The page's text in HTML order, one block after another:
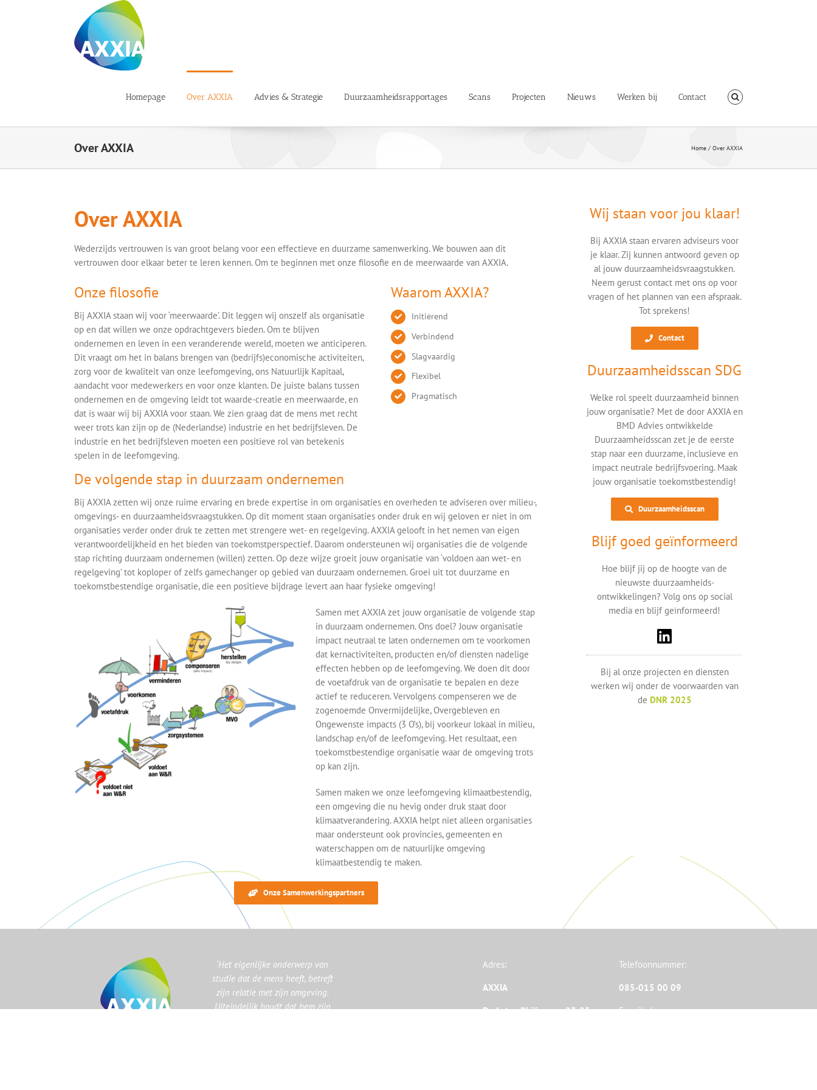
Homepage Over AXXIA Advies & Strategie Duurzaamheidsrapportages Scans Projecten Nieuws Werken bij Contact
Over AXXIA Home / Over AXXIA
Over AXXIA
Wederzijds vertrouwen is van groot belang voor een effectieve en duurzame samenwerking. We bouwen aan dit
vertrouwen door elkaar beter te leren kennen. Om te beginnen met onze filosofie en de meerwaarde van AXXIA.
Onze filosofie
Bij AXXIA staan wij voor ‘meerwaarde’. Dit leggen wij onszelf als organisatie
op en dat willen we onze opdrachtgevers bieden. Om te blijven
ondernemen en leven in een veranderende wereld, moeten we anticiperen.
Dit vraagt om het in balans brengen van (bedrijfs)economische activiteiten,
zorg voor de kwaliteit van onze leefomgeving, ons Natuurlijk Kapitaal,
aandacht voor medewerkers en voor onze klanten. De juiste balans tussen
ondernemen en de omgeving leidt tot waarde-creatie en meerwaarde, en
dat is waar wij bij AXXIA voor staan. We zien graag dat de mens met recht
weer trots kan zijn op de (Nederlandse) industrie en het bedrijfsleven. De
industrie en het bedrijfsleven moeten een positieve rol van betekenis
spelen in de leefomgeving.
Waarom AXXIA?
Initiërend
Verbindend
Slagvaardig
Flexibel
Pragmatisch
De volgende stap in duurzaam ondernemen
Bij AXXIA zetten wij onze ruime ervaring en brede expertise in om organisaties en overheden te adviseren over milieu-,
omgevings- en duurzaamheidsvraagstukken. Op dit moment staan organisaties onder druk en wij geloven er niet in om
organisaties verder onder druk te zetten met strengere wet- en regelgeving. AXXIA gelooft in het nemen van eigen
verantwoordelijkheid en het bieden van toekomstperspectief. Daarom ondersteunen wij organisaties die de volgende
stap richting duurzaam ondernemen (willen) zetten. Op deze wijze groeit jouw organisatie van ‘voldoen aan wet- en
regelgeving’ tot koploper of zelfs gamechanger op gebied van duurzaam ondernemen. Groei uit tot duurzame en
toekomstbestendige organisatie, die een positieve bijdrage levert aan haar fysieke omgeving!
Samen met AXXIA zet jouw organisatie de volgende stap
in duurzaam ondernemen. Ons doel? Jouw organisatie
impact neutraal te laten ondernemen om te voorkomen
dat kernactiviteiten, producten en/of diensten nadelige
effecten hebben op de leefomgeving. We doen dit door
de voetafdruk van de organisatie te bepalen en deze
actief te reduceren. Vervolgens compenseren we de
zogenoemde Onvermijdelijke, Overgebleven en
Ongewenste impacts (3 O’s), bij voorkeur lokaal in milieu,
landschap en/of de leefomgeving. Het resultaat, een
toekomstbestendige organisatie waar de omgeving trots
op kan zijn.
Samen maken we onze leefomgeving klimaatbestendig,
een omgeving die nu hevig onder druk staat door
klimaatverandering. AXXIA helpt niet alleen organisaties
maar ondersteunt ook provincies, gemeenten en
waterschappen om de natuurlijke omgeving
klimaatbestendig te maken.
Onze Samenwerkingspartners
Wij staan voor jou klaar!
Bij AXXIA staan ervaren adviseurs voor
je klaar. Zij kunnen antwoord geven op
al jouw duurzaamheidsvraagstukken.
Neem gerust contact met ons op voor
vragen of het plannen van een afspraak.
Tot sprekens!
Contact
Duurzaamheidsscan SDG
Welke rol speelt duurzaamheid binnen
jouw organisatie? Met de door AXXIA en
BMD Advies ontwikkelde
Duurzaamheidsscan zet je de eerste
stap naar een duurzame, inclusieve en
impact neutrale bedrijfsvoering. Maak
jouw organisatie toekomstbestendig!
Duurzaamheidsscan
Blijf goed geïnformeerd
Hoe blijf jij op de hoogte van de
nieuwste duurzaamheids-
ontwikkelingen? Volg ons op social
media en blijf geïnformeerd!
Bij al onze projecten en diensten
werken wij onder de voorwaarden van
de DNR 2025
‘Het eigenlijke onderwerp van
studie dat de mens heeft, betreft
zijn relatie met zijn omgeving.
Uiteindelijk houdt dat hem zijn
Adres:
AXXIA
Dr. Anton Philipsweg 23-25
Telefoonnummer:
085-015 00 09
E-mailadres: